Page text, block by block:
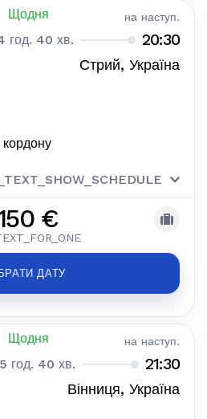
Щодня на наступ.
год. 40 хв. 20:30
Стрий, Україна
€
ДАТУ
Щодня на наступ.
год. 40 хв. 21:30
Вінниця, Україна